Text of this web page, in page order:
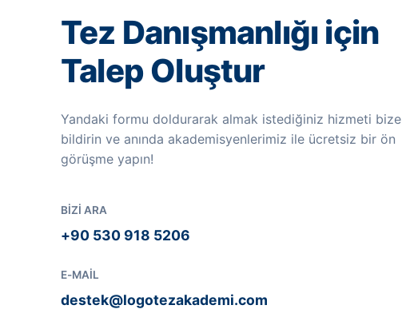
Tez Danışmanlığı için
Talep Oluştur
Yandaki formu doldurarak almak istediğiniz hizmeti bize
bildirin ve anında akademisyenlerimiz ile ücretsiz bir ön
görüşme yapın!
BIZI ARA
+90 530 918 5206
E-MAIL
destek@logotezakademi.com